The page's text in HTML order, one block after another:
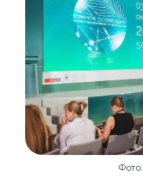
Фото: